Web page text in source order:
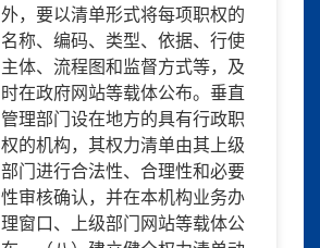
外，要以清单形式将每项职权的
名称、编码、类型、依据、行使
主体、流程图和监督方式等，及
时在政府网站等载体公布。垂直
管理部门设在地方的具有行政职
权的机构，其权力清单由其上级
部门进行合法性、合理性和必要
性审核确认，并在本机构业务办
理窗口、上级部门网站等载体公